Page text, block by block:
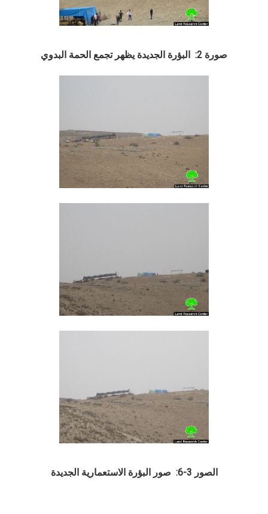
صورة 2: البؤرة الجديدة يظهر تجمع الحمة البدوي
الصور 3-6: صور البؤرة الاستعمارية الجديدة